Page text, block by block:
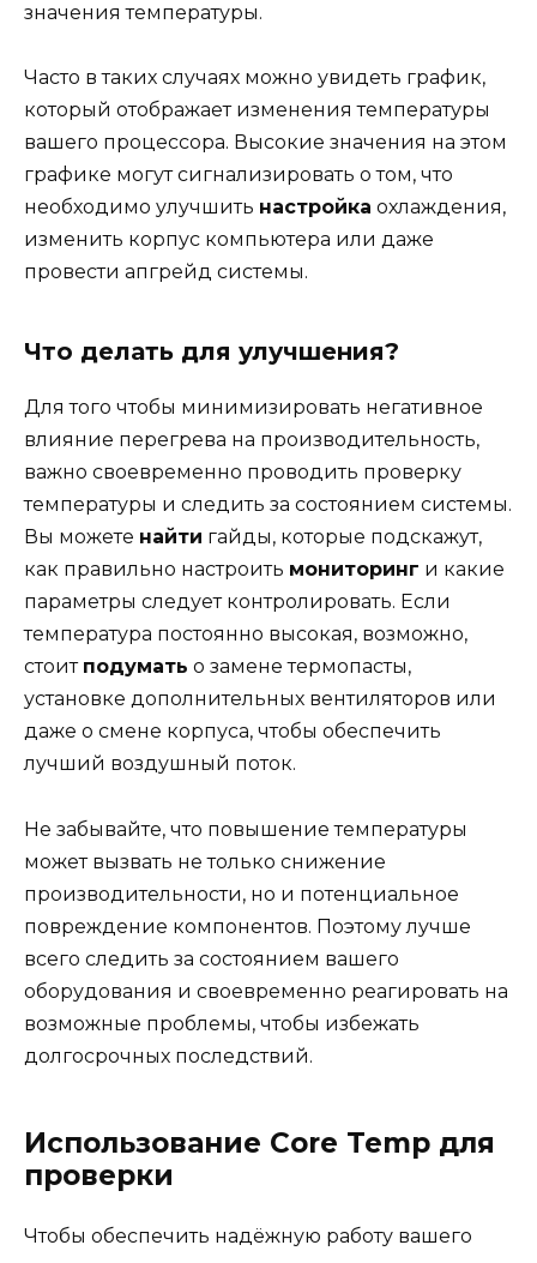
значения температуры.
Часто в таких случаях можно увидеть график,
который отображает изменения температуры
вашего процессора. Высокие значения на этом
графике могут сигнализировать о том, что
необходимо улучшить настройка охлаждения,
изменить корпус компьютера или даже
провести апгрейд системы.
Что делать для улучшения?
Для того чтобы минимизировать негативное
влияние перегрева на производительность,
важно своевременно проводить проверку
температуры и следить за состоянием системы.
Вы можете найти гайды, которые подскажут,
как правильно настроить мониторинг и какие
параметры следует контролировать. Если
температура постоянно высокая, возможно,
стоит подумать о замене термопасты,
установке дополнительных вентиляторов или
даже о смене корпуса, чтобы обеспечить
лучший воздушный поток.
Не забывайте, что повышение температуры
может вызвать не только снижение
производительности, но и потенциальное
повреждение компонентов. Поэтому лучше
всего следить за состоянием вашего
оборудования и своевременно реагировать на
возможные проблемы, чтобы избежать
долгосрочных последствий.
Использование Core Temp для
проверки
Чтобы обеспечить надёжную работу вашего